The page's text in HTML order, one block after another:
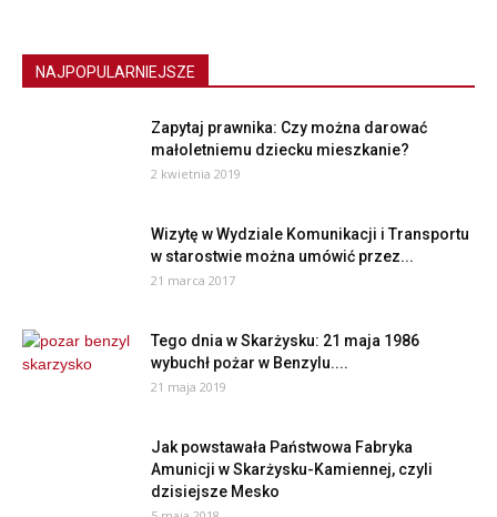
NAJPOPULARNIEJSZE
Zapytaj prawnika: Czy można darować
małoletniemu dziecku mieszkanie?
2 kwietnia 2019
Wizytę w Wydziale Komunikacji i Transportu
w starostwie można umówić przez...
21 marca 2017
Tego dnia w Skarżysku: 21 maja 1986
wybuchł pożar w Benzylu....
21 maja 2019
Jak powstawała Państwowa Fabryka
Amunicji w Skarżysku-Kamiennej, czyli
dzisiejsze Mesko